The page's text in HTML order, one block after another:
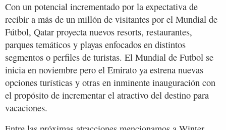
Con un potencial incrementado por la expectativa de
recibir a más de un millón de visitantes por el Mundial de
Fútbol, Qatar proyecta nuevos resorts, restaurantes,
parques temáticos y playas enfocados en distintos
segmentos o perfiles de turistas. El Mundial de Futbol se
inicia en noviembre pero el Emirato ya estrena nuevas
opciones turísticas y otras en inminente inauguración con
el propósito de incrementar el atractivo del destino para
vacaciones.